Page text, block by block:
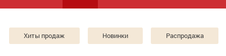
Хиты продаж Новинки Распродажа